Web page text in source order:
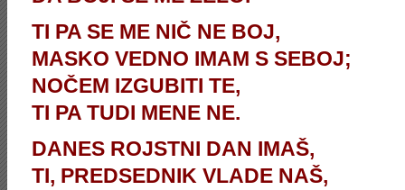
TI PA SE ME NIČ NE BOJ,
MASKO VEDNO IMAM S SEBOJ;
NOČEM IZGUBITI TE,
TI PA TUDI MENE NE.
DANES ROJSTNI DAN IMAŠ,
TI, PREDSEDNIK VLADE NAŠ,